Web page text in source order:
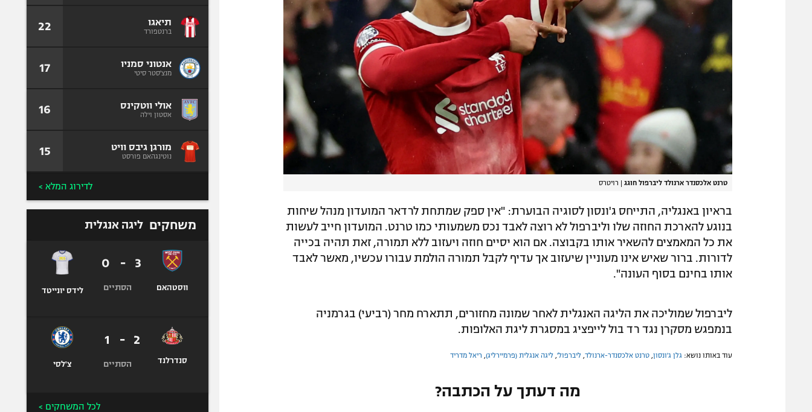
טרנט אלכסנדר ארנולד ליברפול חוגג | רויטרס
בראיון באנגליה, התייחס ג'ונסון לסוגיה הבוערת: "אין ספק שמתחת לרדאר המועדון מנהל שיחות
בנוגע להארכת החוזה שלו וליברפול לא רוצה לאבד נכס משמעותי כמו טרנט. המועדון חייב לעשות
את כל המאמצים להשאיר אותו בקבוצה. אם הוא יסיים חוזה ויעזוב ללא תמורה, זאת תהיה בכייה
לדורות. ברור שאיש אינו מעוניין שיעזוב אך עדיף לקבל תמורה הולמת עבורו עכשיו, מאשר לאבד
אותו בחינם בסוף העונה".
ליברפול שמוליכה את הליגה האנגלית לאחר שמונה מחזורים, תתארח מחר (רביעי) בגרמניה
בנמפגש מסקרן נגד רד בול לייפציג במסגרת ליגת האלופות.
עוד באותו נושא: גלן ג'ונסון טרנט אלכסנדר-ארנולד ליברפול' ליגה אנגלית (פרמיירליג) ריאל מדריד
מה דעתך על הכתבה?
תיאגו
ברנטפורד 22
אנטוני סמניו
מנצ'סטר סיטי 17
אולי ווטקינס
אסטון וילה 16
מורגן גיבס וויט
נוטינגהאם פורסט 15
לדירוג המלא >
משחקים ליגה אנגלית
ווסטהאם
3
-
0
הסתיים לידס יונייטד
סנדרלנד
2
-
1
הסתיים צ'לסי
לכל המשחקים >